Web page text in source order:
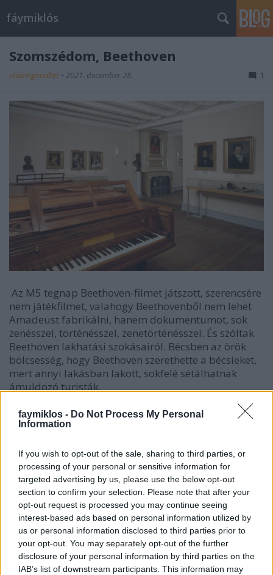
faymiklos - Do Not Process My Personal
Information
If you wish to opt-out of the sale, sharing to third parties, or
processing of your personal or sensitive information for
targeted advertising by us, please use the below opt-out
section to confirm your selection. Please note that after your
opt-out request is processed you may continue seeing
interest-based ads based on personal information utilized by
us or personal information disclosed to third parties prior to
your opt-out. You may separately opt-out of the further
disclosure of your personal information by third parties on the
IAB’s list of downstream participants. This information may
fáymiklós
Szomszédom, Beethoven
stolzingimalter • 2021. december 28. 1
Az M5 tegnap Beethoven-filmet játszott, szerencsére
nem játékfilmet, valahogy Beethovenből nem lehet
Amadeust fabrikálni, hanem dokumentumot, sok
zenésszel, történésszel, zenetörténésszel. És szóltak
Beethoven lakhatási szokásairól. Bécsben az örök
bölcsesség, hogy Beethoven szerethette a bécsieket,
mert annyi lakásban lakott, sokfelé sétálhatnak
ámuldozó turisták.
Nem jókedvéből volt 36 lakása, volt, ahonnét
küldték, volt ahonnét magától ment, de az ember
milyen szomszéd lett volna Beethoven, hanem hogy
ő milyen szomszédja lett volna. Mert hogy süket, és
emiatt folyton ordít, még rendben van. Hogy üti-veri
a zongorát, rendben van. Hogy kitalálja, jó volna
még egy ablakot nyitni a ház tűzfalán, és már jönnek
is a kőművesek, úgy kell mindenkit hazazavarni,
rendben van. De tényleg, mintha igyekezett volna
minél kellemetlenebb lenni. Egy nyári napon,
estefelé, komponálástól kimelegedvén (?) fogott egy